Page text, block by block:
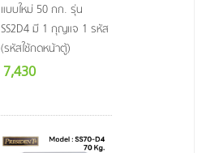
แบบใหม่ 50 กก. รุ่น
SS2D4 มี 1 กุญแจ 1 รหัส
(รหัสใช้กดหน้าตู้)
7,430